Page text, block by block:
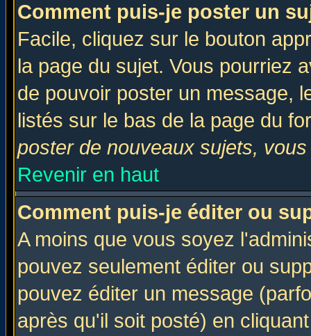
Comment puis-je poster un
Facile, cliquez sur le bouton
la page du sujet. Vous pourriez
de pouvoir poster un message,
listés sur le bas de la page du
poster de nouveaux sujets,
Revenir en haut
Comment puis-je éditer ou
A moins que vous soyez
pouvez seulement éditer ou
pouvez éditer un message
après qu'il soit posté) en